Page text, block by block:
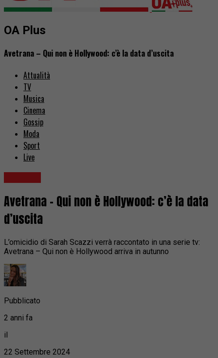
OA Plus
Avetrana – Qui non è Hollywood: c’è la data d’uscita
Attualità
TV
Musica
Cinema
Gossip
Moda
Sport
Live
Avetrana – Qui non è Hollywood: c’è la data
d’uscita
L’omicidio di Sarah Scazzi verrà raccontato in una serie tv:
Avetrana – Qui non è Hollywood arriva in autunno
Pubblicato
2 anni fa
il
22 Settembre 2024